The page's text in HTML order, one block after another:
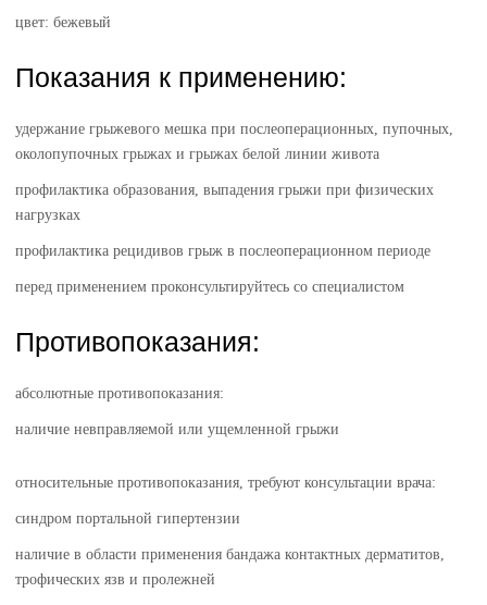
цвет: бежевый
Показания к применению:
удержание грыжевого мешка при послеоперационных, пупочных,
околопупочных грыжах и грыжах белой линии живота
профилактика образования, выпадения грыжи при физических
нагрузках
профилактика рецидивов грыж в послеоперационном периоде
перед применением проконсультируйтесь со специалистом
Противопоказания:
абсолютные противопоказания:
наличие невправляемой или ущемленной грыжи
относительные противопоказания, требуют консультации врача:
синдром портальной гипертензии
наличие в области применения бандажа контактных дерматитов,
трофических язв и пролежней